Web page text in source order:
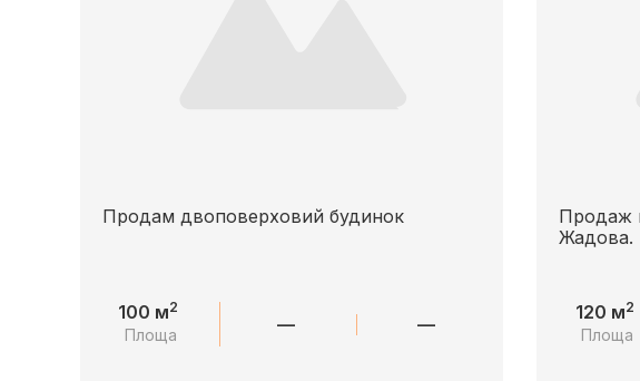
Продам двоповерховий будинок
100 м2
Площа — —
Продаж
Жадова.
120 м2
Площа